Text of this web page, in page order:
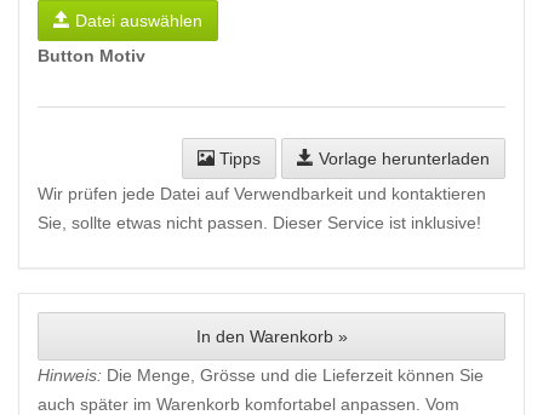
Datei auswählen
Button Motiv
Tipps
Vorlage herunterladen
Wir prüfen jede Datei auf Verwendbarkeit und kontaktieren
Sie, sollte etwas nicht passen. Dieser Service ist inklusive!
In den Warenkorb »
Hinweis: Die Menge, Grösse und die Lieferzeit können Sie
auch später im Warenkorb komfortabel anpassen. Vom